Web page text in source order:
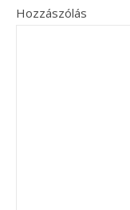
Hozzászólás